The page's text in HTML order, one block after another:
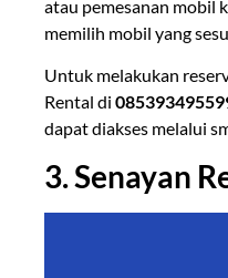
atau pemesanan mobil
memilih mobil yang
Untuk melakukan
Rental di
dapat diakses melalui
3. Senayan